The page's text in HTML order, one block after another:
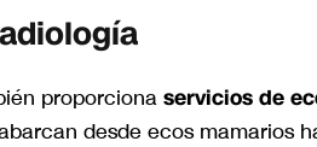
proporciona servicios de
desde ecos mamarios